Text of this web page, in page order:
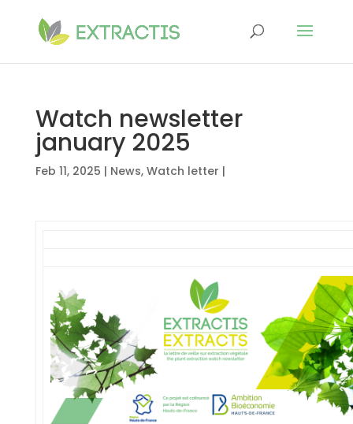
Watch newsletter
january 2025
Feb 11, 2025 | News, Watch letter |